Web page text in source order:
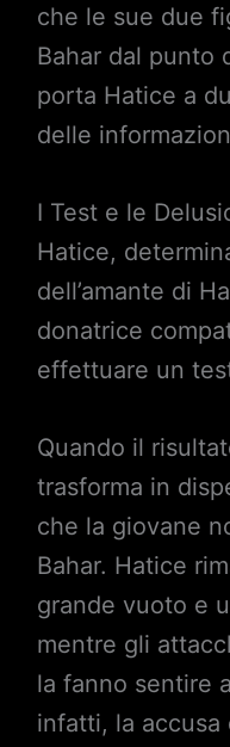
che le sue due
Bahar dal punto
porta Hatice a
delle
I Test e le
Hatice,
dell’amante di
donatrice
effettuare un
Quando il
trasforma in
che la giovane
Bahar. Hatice
grande vuoto e
mentre gli
la fanno sentire
infatti, la accusa